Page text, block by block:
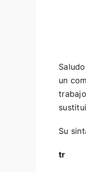
un
Su
tr